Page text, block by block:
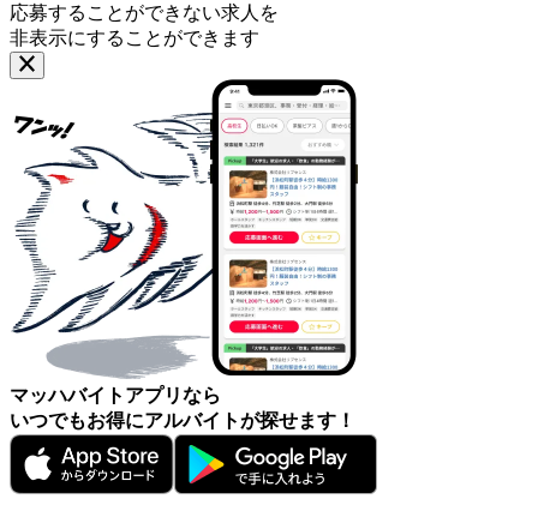
応募することができない求人を
非表示にすることができます
マッハバイトアプリなら
いつでもお得にアルバイトが探せます！